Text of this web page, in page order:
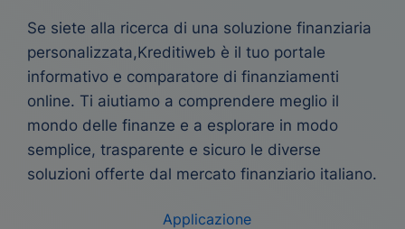
Se siete alla ricerca di una soluzione finanziaria
personalizzata,Kreditiweb è il tuo portale
informativo e comparatore di finanziamenti
online. Ti aiutiamo a comprendere meglio il
mondo delle finanze e a esplorare in modo
semplice, trasparente e sicuro le diverse
soluzioni offerte dal mercato finanziario italiano.
Applicazione